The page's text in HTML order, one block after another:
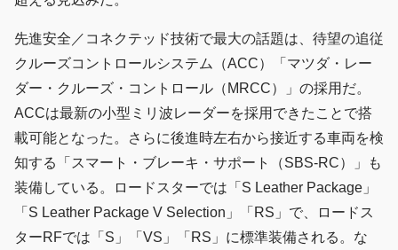
先進安全／コネクテッド技術で最大の話題は、待望の追従
クルーズコントロールシステム（ACC）「マツダ・レー
ダー・クルーズ・コントロール（MRCC）」の採用だ。
ACCは最新の小型ミリ波レーダーを採用できたことで搭
載可能となった。さらに後進時左右から接近する車両を検
知する「スマート・ブレーキ・サポート（SBS-RC）」も
装備している。ロードスターでは「S Leather Package」
「S Leather Package V Selection」「RS」で、ロードス
ターRFでは「S」「VS」「RS」に標準装備される。な